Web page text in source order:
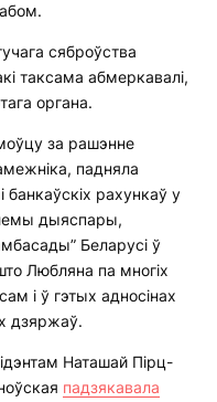
сяброўства
таксама абмеркавалі,
органа.
за рашэнне
падняла
рахункаў у
дыяспары,
Беларусі ў
Любляна па многіх
і ў гэтых адносінах
дзяржаў.
Наташай Пірц-
падзякавала